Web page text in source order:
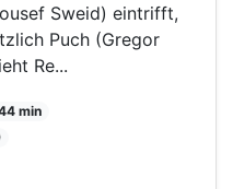
Sweid) eintrifft,
Puch (Gregor
Re...
min